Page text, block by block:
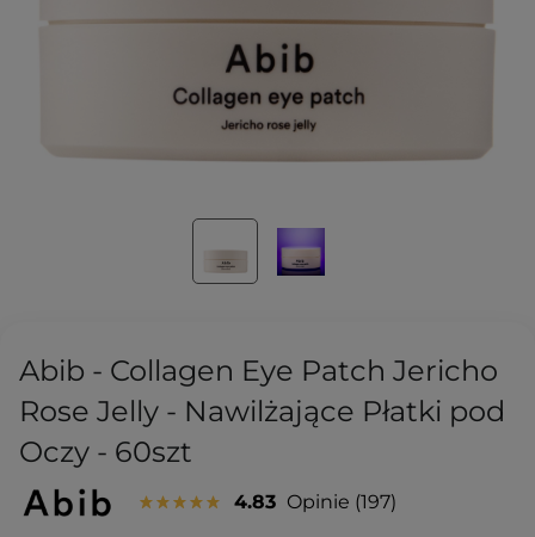
Abib - Collagen Eye Patch Jericho
Rose Jelly - Nawilżające Płatki pod
Oczy - 60szt
4.83 Opinie 197